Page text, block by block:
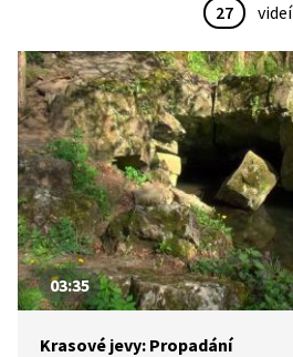
27 videí
03:35
Krasové jevy: Propadání